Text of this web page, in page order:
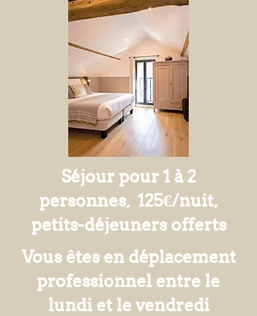
Séjour pour 1 à 2
personnes, 125€/nuit,
petits-déjeuners offerts
Vous êtes en déplacement
professionnel entre le
lundi et le vendredi